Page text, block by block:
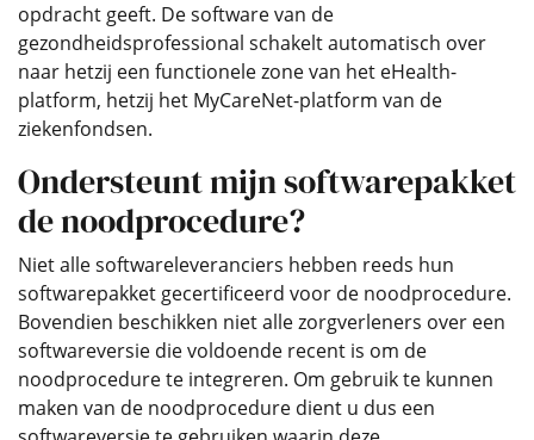
opdracht geeft. De software van de
gezondheidsprofessional schakelt automatisch over
naar hetzij een functionele zone van het eHealth-
platform, hetzij het MyCareNet-platform van de
ziekenfondsen.
Ondersteunt mijn softwarepakket
de noodprocedure?
Niet alle softwareleveranciers hebben reeds hun
softwarepakket gecertificeerd voor de noodprocedure.
Bovendien beschikken niet alle zorgverleners over een
softwareversie die voldoende recent is om de
noodprocedure te integreren. Om gebruik te kunnen
maken van de noodprocedure dient u dus een